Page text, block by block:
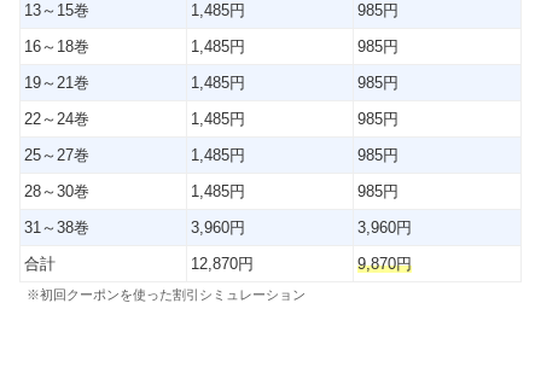
13～15巻
1,485円
985円
16～18巻
1,485円
985円
19～21巻
1,485円
985円
22～24巻
1,485円
985円
25～27巻
1,485円
985円
28～30巻
1,485円
985円
31～38巻
3,960円
3,960円
合計
12,870円 9,870円
※初回クーポンを使った割引シミュレーション